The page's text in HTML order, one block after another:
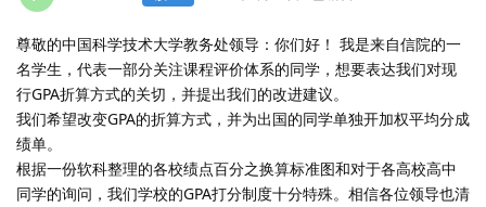
尊敬的中国科学技术大学教务处领导：你们好！ 我是来自信院的一
名学生，代表一部分关注课程评价体系的同学，想要表达我们对现
行GPA折算方式的关切，并提出我们的改进建议。
我们希望改变GPA的折算方式，并为出国的同学单独开加权平均分成
绩单。
根据一份软科整理的各校绩点百分之换算标准图和对于各高校高中
同学的询问，我们学校的GPA打分制度十分特殊。相信各位领导也清